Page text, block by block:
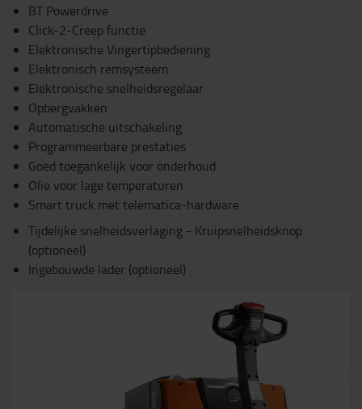
BT Powerdrive
Click-2-Creep functie
Elektronische Vingertipbediening
Elektronisch remsysteem
Elektronische snelheidsregelaar
Opbergvakken
Automatische uitschakeling
Programmeerbare prestaties
Goed toegankelijk voor onderhoud
Olie voor lage temperaturen
Smart truck met telematica-hardware
Tijdelijke snelheidsverlaging - Kruipsnelheidsknop
(optioneel)
Ingebouwde lader (optioneel)